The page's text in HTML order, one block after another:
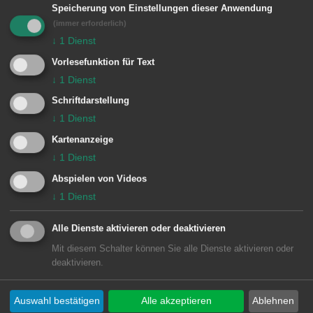
n
© Stadt Aalen, 30.10.2019
Unsere Anschrift
Bezirksamt Wasseralfingen
Stefansplatz 3
73433Aalen-Wasseralfingen
07361 9791-0
rathaus.wasseralfingen@aalen.de
Öffnungszeiten Bezirksamt Wasseralfingen
Speicherung von Einstellungen dieser Anwendung
(immer erforderlich)
↓ 1 Dienst
Vorlesefunktion für Text
↓ 1 Dienst
Schriftdarstellung
↓ 1 Dienst
Kartenanzeige
↓ 1 Dienst
Abspielen von Videos
↓ 1 Dienst
Alle Dienste aktivieren oder deaktivieren
Mit diesem Schalter können Sie alle Dienste aktivieren oder
deaktivieren.
Ablehnen
Auswahl bestätigen Alle akzeptieren